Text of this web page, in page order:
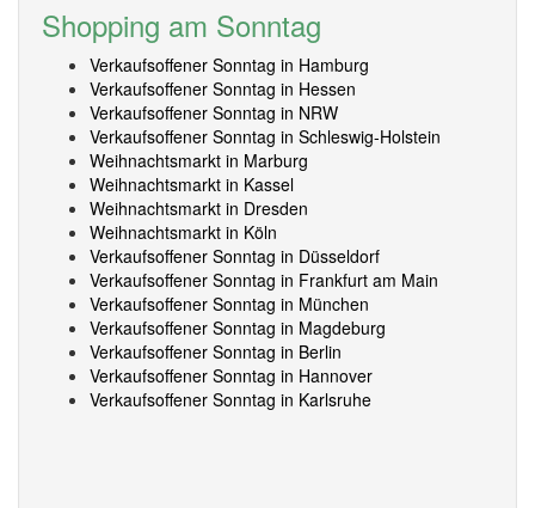
Shopping am Sonntag
Verkaufsoffener Sonntag in Hamburg
Verkaufsoffener Sonntag in Hessen
Verkaufsoffener Sonntag in NRW
Verkaufsoffener Sonntag in Schleswig-Holstein
Weihnachtsmarkt in Marburg
Weihnachtsmarkt in Kassel
Weihnachtsmarkt in Dresden
Weihnachtsmarkt in Köln
Verkaufsoffener Sonntag in Düsseldorf
Verkaufsoffener Sonntag in Frankfurt am Main
Verkaufsoffener Sonntag in München
Verkaufsoffener Sonntag in Magdeburg
Verkaufsoffener Sonntag in Berlin
Verkaufsoffener Sonntag in Hannover
Verkaufsoffener Sonntag in Karlsruhe